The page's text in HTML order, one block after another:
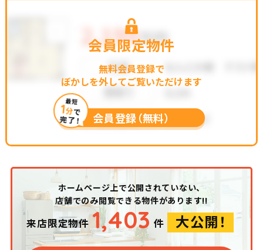
会員限定物件
無料会員登録で
ぼかしを外してご覧いただけます
最短
1分で
完了！ 会員登録（無料）
ホームページ上で公開されていない、
店舗でのみ閲覧できる物件があります!!
来店限定物件 1,403 件 大公開！